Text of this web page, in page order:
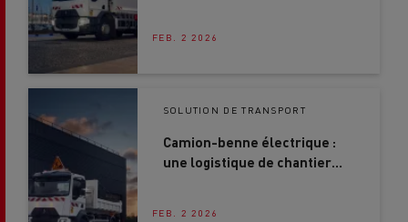
FEB. 2 2026
SOLUTION DE TRANSPORT
Camion-benne électrique :
une logistique de chantier
FEB. 2 2026